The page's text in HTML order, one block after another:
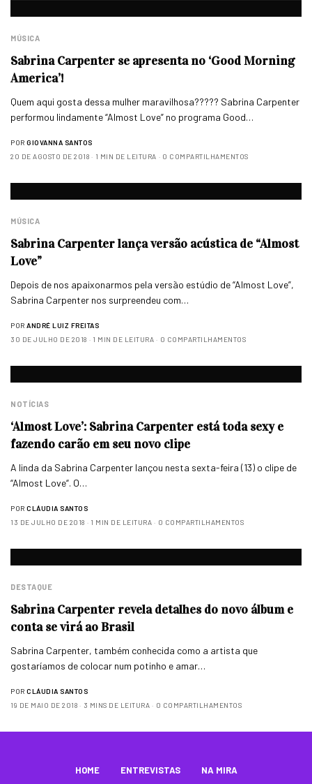
MÚSICA
Sabrina Carpenter se apresenta no ‘Good Morning
America’!
Quem aqui gosta dessa mulher maravilhosa????? Sabrina Carpenter
performou lindamente “Almost Love” no programa Good…
POR GIOVANNA SANTOS
20 DE AGOSTO DE 2018
1 MIN DE LEITURA 0 COMPARTILHAMENTOS
MÚSICA
Sabrina Carpenter lança versão acústica de “Almost
Love”
Depois de nos apaixonarmos pela versão estúdio de “Almost Love”,
Sabrina Carpenter nos surpreendeu com…
POR ANDRÉ LUIZ FREITAS
30 DE JULHO DE 2018
1 MIN DE LEITURA 0 COMPARTILHAMENTOS
NOTÍCIAS
‘Almost Love’: Sabrina Carpenter está toda sexy e
fazendo carão em seu novo clipe
A linda da Sabrina Carpenter lançou nesta sexta-feira (13) o clipe de
“Almost Love“. O…
POR CLÁUDIA SANTOS
13 DE JULHO DE 2018
1 MIN DE LEITURA 0 COMPARTILHAMENTOS
DESTAQUE
Sabrina Carpenter revela detalhes do novo álbum e
conta se virá ao Brasil
Sabrina Carpenter, também conhecida como a artista que
gostaríamos de colocar num potinho e amar…
POR CLÁUDIA SANTOS
19 DE MAIO DE 2018
3 MINS DE LEITURA 0 COMPARTILHAMENTOS
HOME ENTREVISTAS NA MIRA